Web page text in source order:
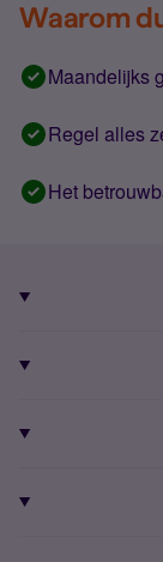
Waarom
Maandelijks
Regel alles
Het
Alle telefoons
iPhone 16